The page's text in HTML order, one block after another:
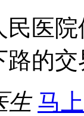
民医
路的交
生 马